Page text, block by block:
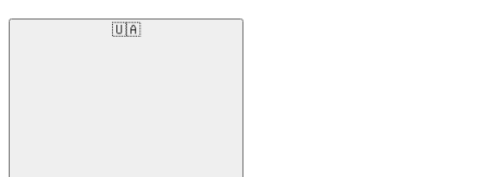
🇺🇦